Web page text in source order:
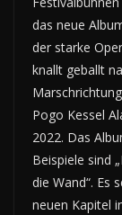
das neue
der starke
knallt geballt
Pogo Kessel
2022. Das
Beispiele sind
die Wand“. Es
neuen Kapitel